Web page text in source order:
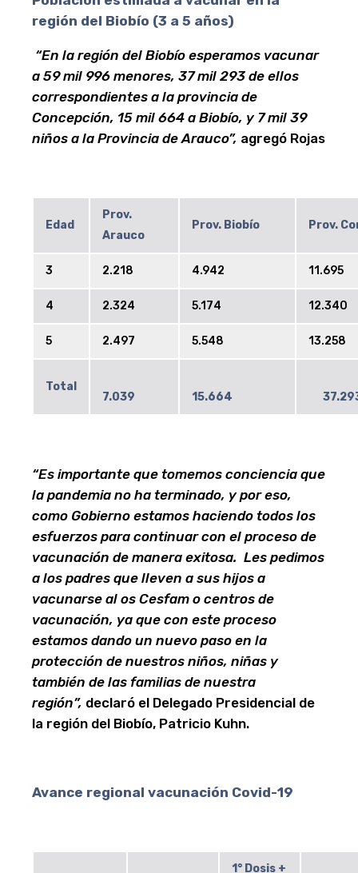
región del Biobío (3 a 5 años)
“En la región del Biobío esperamos vacunar
a 59 mil 996 menores, 37 mil 293 de ellos
correspondientes a la provincia de
Concepción, 15 mil 664 a Biobío, y 7 mil 39
niños a la Provincia de Arauco”, agregó Rojas
Edad
Prov.
Arauco
Prov. Biobío Prov.
3 2.218 4.942 11.695
4 2.324 5.174 12.340
5 2.497 5.548 13.258
Total
7.039 15.664
“Es importante que tomemos conciencia que
la pandemia no ha terminado, y por eso,
como Gobierno estamos haciendo todos los
esfuerzos para continuar con el proceso de
vacunación de manera exitosa. Les pedimos
a los padres que lleven a sus hijos a
vacunarse al os Cesfam o centros de
vacunación, ya que con este proceso
estamos dando un nuevo paso en la
protección de nuestros niños, niñas y
también de las familias de nuestra
región”, declaró el Delegado Presidencial de
la región del Biobío, Patricio Kuhn.
Avance regional vacunación Covid-19
1° Dosis +